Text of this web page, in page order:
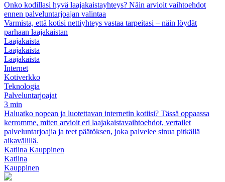
Onko kodillasi hyvä laajakaistayhteys? Näin arvioit vaihtoehdot
ennen palveluntarjoajan valintaa
Varmista, että kotisi nettiyhteys vastaa tarpeitasi – näin löydät
parhaan laajakaistan
Laajakaista
Laajakaista
Laajakaista
Internet
Kotiverkko
Teknologia
Palveluntarjoajat
3 min
Haluatko nopean ja luotettavan internetin kotiisi? Tässä oppaassa
kerromme, miten arvioit eri laajakaistavaihtoehdot, vertailet
palveluntarjoajia ja teet päätöksen, joka palvelee sinua pitkällä
aikavälillä.
Katiina Kauppinen
Katiina
Kauppinen